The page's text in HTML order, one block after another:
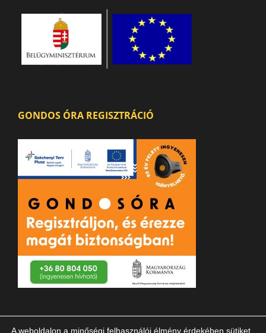
GONDOS ÓRA REGISZTRÁCIÓ
A weboldalon a minőségi felhasználói élmény érdekében sütiket